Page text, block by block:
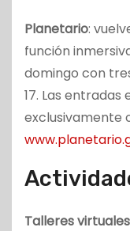
Planetario:
función
domingo con
17. Las entradas
exclusivamente
Talleres